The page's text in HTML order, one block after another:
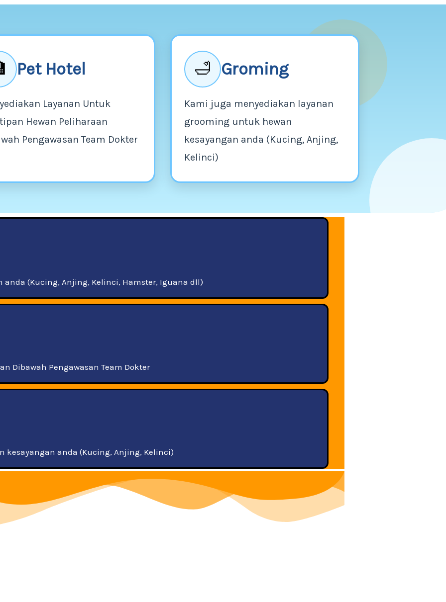
Pet Hotel
Layanan Untuk
Hewan Peliharaan
Pengawasan Team Dokter
🛁 Groming
Kami juga menyediakan layanan
grooming untuk hewan
kesayangan anda (Kucing, Anjing,
Kelinci)
(Kucing, Anjing, Kelinci, Hamster, Iguana dll)
Dibawah Pengawasan Team Dokter
anda (Kucing, Anjing, Kelinci)